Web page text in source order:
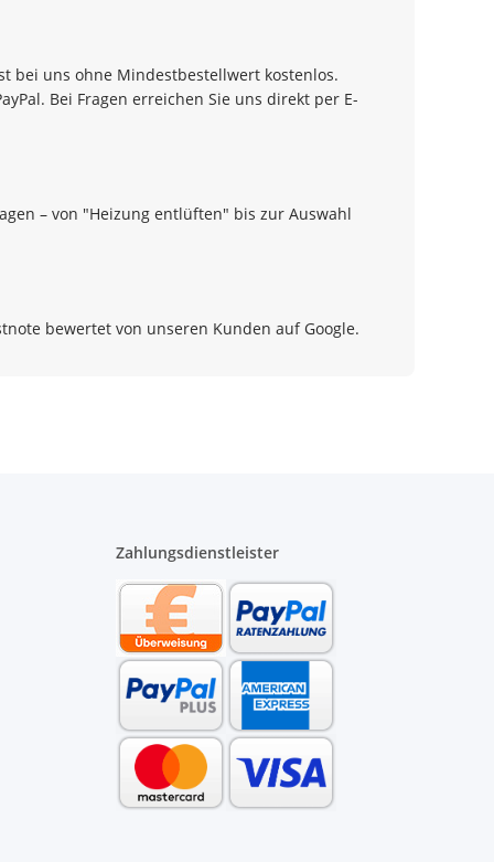
bei uns ohne Mindestbestellwert kostenlos.
Bei Fragen erreichen Sie uns direkt per E-
– von "Heizung entlüften" bis zur Auswahl
bewertet von unseren Kunden auf Google.
Zahlungsdienstleister